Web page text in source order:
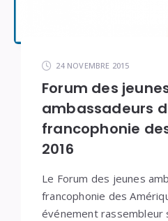
24 NOVEMBRE 2015
Forum des
ambassadeurs
francophonie
2016
Le Forum des jeunes
francophonie des
événement rassembleur